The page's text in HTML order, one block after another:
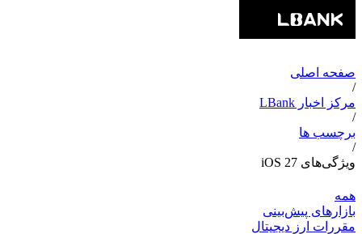
صفحه اصلی
/
مرکز اخبار LBank
/
برچسب ها
/
ویژگی‌های iOS 27
همه
بازارهای پیش‌بینی
مقررات ارز دیجیتال